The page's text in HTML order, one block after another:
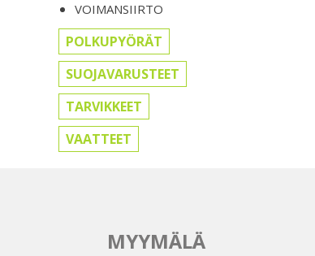
VOIMANSIIRTO
POLKUPYÖRÄT
SUOJAVARUSTEET
TARVIKKEET
VAATTEET
MYYMÄLÄ